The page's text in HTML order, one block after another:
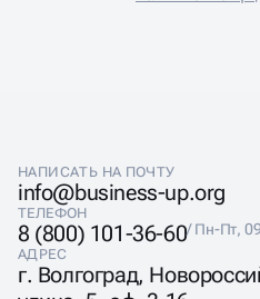
НАПИСАТЬ НА ПОЧТУ
info@business-up.org
ТЕЛЕФОН
8 (800) 101-36-60/ Пн-Пт,
АДРЕС
г. Волгоград,